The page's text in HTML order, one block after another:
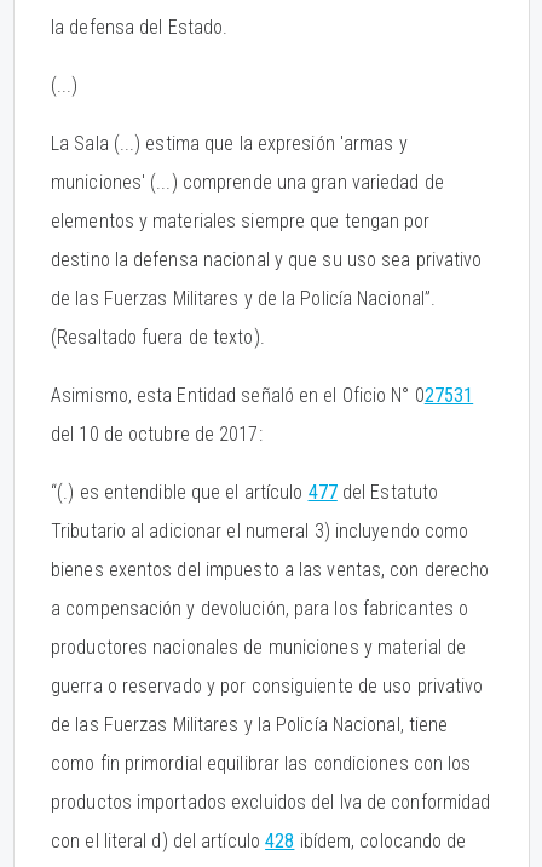
la defensa del Estado.
(...)
La Sala (...) estima que la expresión 'armas y
municiones' (...) comprende una gran variedad de
elementos y materiales siempre que tengan por
destino la defensa nacional y que su uso sea privativo
de las Fuerzas Militares y de la Policía Nacional”.
(Resaltado fuera de texto).
Asimismo, esta Entidad señaló en el Oficio N° 027531
del 10 de octubre de 2017:
“(.) es entendible que el artículo 477del Estatuto
Tributario al adicionar el numeral 3) incluyendo como
bienes exentos del impuesto a las ventas, con derecho
a compensación y devolución, para los fabricantes o
productores nacionales de municiones y material de
guerra o reservado y por consiguiente de uso privativo
de las Fuerzas Militares y la Policía Nacional, tiene
como fin primordial equilibrar las condiciones con los
productos importados excluidos del Iva de conformidad
con el literal d) del artículo428 ibídem, colocando de